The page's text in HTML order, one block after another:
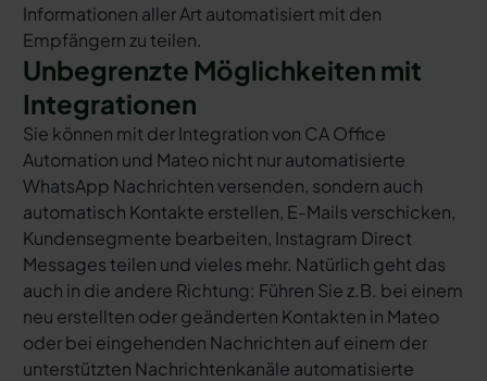
Informationen aller Art automatisiert mit den
Empfängern zu teilen.
Unbegrenzte Möglichkeiten mit
Integrationen
Sie können mit der Integration von CA Office
Automation und Mateo nicht nur automatisierte
WhatsApp Nachrichten versenden, sondern auch
automatisch Kontakte erstellen, E-Mails verschicken,
Kundensegmente bearbeiten, Instagram Direct
Messages teilen und vieles mehr. Natürlich geht das
auch in die andere Richtung: Führen Sie z.B. bei einem
neu erstellten oder geänderten Kontakten in Mateo
oder bei eingehenden Nachrichten auf einem der
unterstützten Nachrichtenkanäle automatisierte